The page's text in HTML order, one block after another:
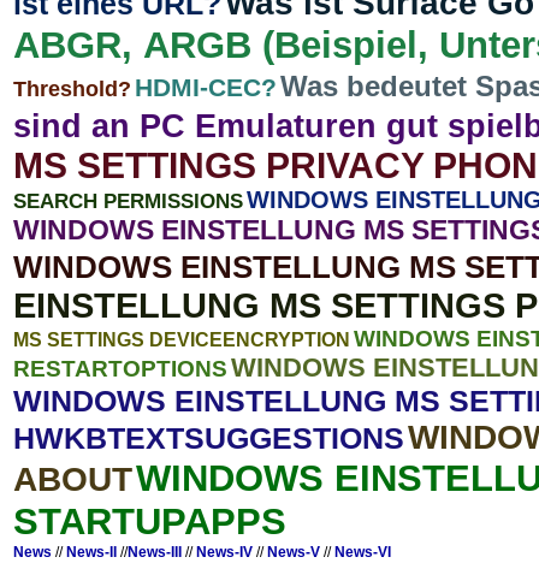
ABGR, ARGB (Beispiel,
Threshold? HDMI-CEC?Was bedeutet
sind an PC Emulaturen gut
MS SETTINGS PRIVACY
SEARCH PERMISSIONSWINDOWS
WINDOWS EINSTELLUNG MS
WINDOWS EINSTELLUNG MS
EINSTELLUNG MS SETTINGS
MS SETTINGS DEVICEENCRYPTION WINDOWS
RESTARTOPTIONSWINDOWS
WINDOWS EINSTELLUNG MS
HWKBTEXTSUGGESTIONS
ABOUTWINDOWS
STARTUPAPPS
News // News-II //News-III // News-IV // News-V // News-VI